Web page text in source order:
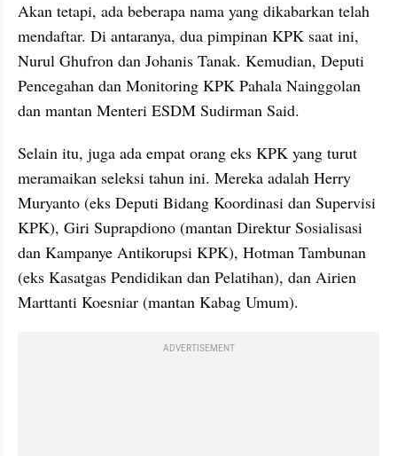
Akan tetapi, ada beberapa nama yang dikabarkan telah
mendaftar. Di antaranya, dua pimpinan KPK saat ini,
Nurul Ghufron dan Johanis Tanak. Kemudian, Deputi
Pencegahan dan Monitoring KPK Pahala Nainggolan
dan mantan Menteri ESDM Sudirman Said.
Selain itu, juga ada empat orang eks KPK yang turut
meramaikan seleksi tahun ini. Mereka adalah Herry
Muryanto (eks Deputi Bidang Koordinasi dan Supervisi
KPK), Giri Suprapdiono (mantan Direktur Sosialisasi
dan Kampanye Antikorupsi KPK), Hotman Tambunan
(eks Kasatgas Pendidikan dan Pelatihan), dan Airien
Marttanti Koesniar (mantan Kabag Umum).
ADVERTISEMENT